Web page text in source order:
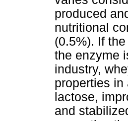
produced
nutritional
(0.5%). If
the enzyme
industry,
properties in
lactose,
and